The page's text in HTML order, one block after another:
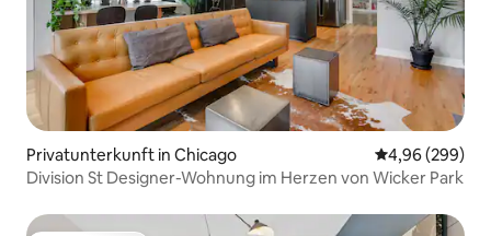
Privatunterkunft in Chicago
4,96 (299)
Division St Designer-Wohnung im Herzen von Wicker Park